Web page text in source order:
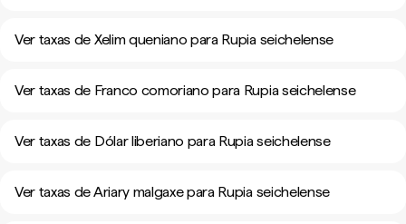
Ver taxas de Xelim queniano para Rupia seichelense
Ver taxas de Franco comoriano para Rupia seichelense
Ver taxas de Dólar liberiano para Rupia seichelense
Ver taxas de Ariary malgaxe para Rupia seichelense